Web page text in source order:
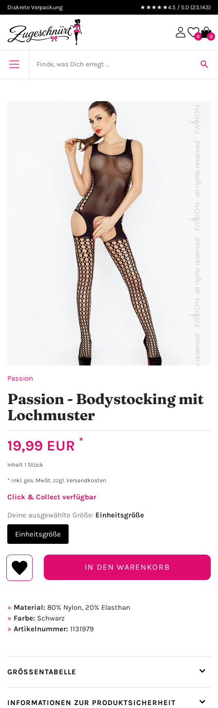
Diskrete Verpackung ★★★★★4.5 / 5.0 (23.143)
0 0
Passion
Passion - Bodystocking mit
Lochmuster
19,99 EUR *
Inhalt 1 Stück
* inkl. ges. MwSt. zzgl. Versandkosten
Click & Collect verfügbar
Deine ausgewählte Größe: Einheitsgröße
Einheitsgröße
IN DEN WARENKORB
Material: 80% Nylon, 20% Elasthan
Farbe: Schwarz
Artikelnummer: 1131979
GRÖSSENTABELLE
INFORMATIONEN ZUR PRODUKTSICHERHEIT